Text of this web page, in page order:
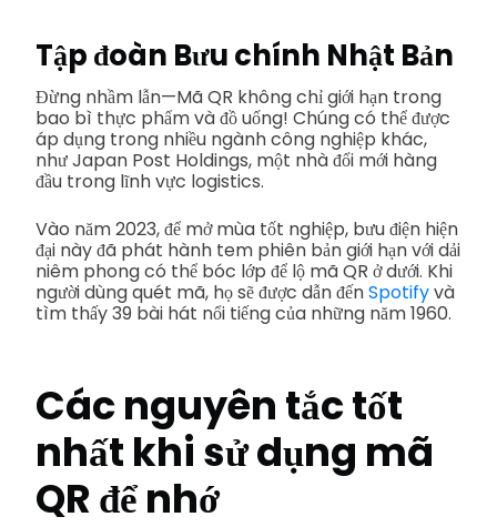
Tập đoàn Bưu chính Nhật Bản
Đừng nhầm lẫn—Mã QR không chỉ giới hạn trong
bao bì thực phẩm và đồ uống! Chúng có thể được
áp dụng trong nhiều ngành công nghiệp khác,
như Japan Post Holdings, một nhà đổi mới hàng
đầu trong lĩnh vực logistics.
Vào năm 2023, để mở mùa tốt nghiệp, bưu điện hiện
đại này đã phát hành tem phiên bản giới hạn với dải
niêm phong có thể bóc lớp để lộ mã QR ở dưới. Khi
người dùng quét mã, họ sẽ được dẫn đếnSpotifyvà
tìm thấy 39 bài hát nổi tiếng của những năm 1960.
Các nguyên tắc tốt
nhất khi sử dụng mã
QR để nhớ